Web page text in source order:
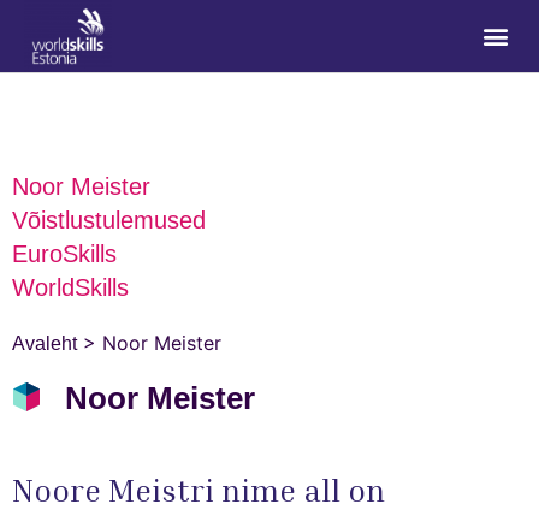
Noor Meister
Võistlustulemused
EuroSkills
WorldSkills
Avaleht> Noor Meister
Noor Meister
Noore Meistri nime all on